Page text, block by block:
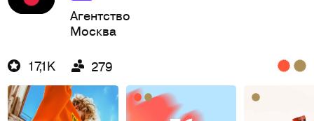
Агентство
Москва
17,1K 279